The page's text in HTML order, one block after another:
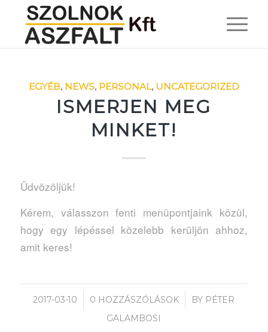
EGYÉB, NEWS, PERSONAL, UNCATEGORIZED
ISMERJEN MEG
MINKET!
Üdvözöljük!
Kérem, válasszon fenti menüpontjaink közül,
hogy egy lépéssel közelebb kerüljön ahhoz,
amit keres!
2017-03-10
/ 0 HOZZÁSZÓLÁSOK
/ BY PÉTER
GALAMBOSI